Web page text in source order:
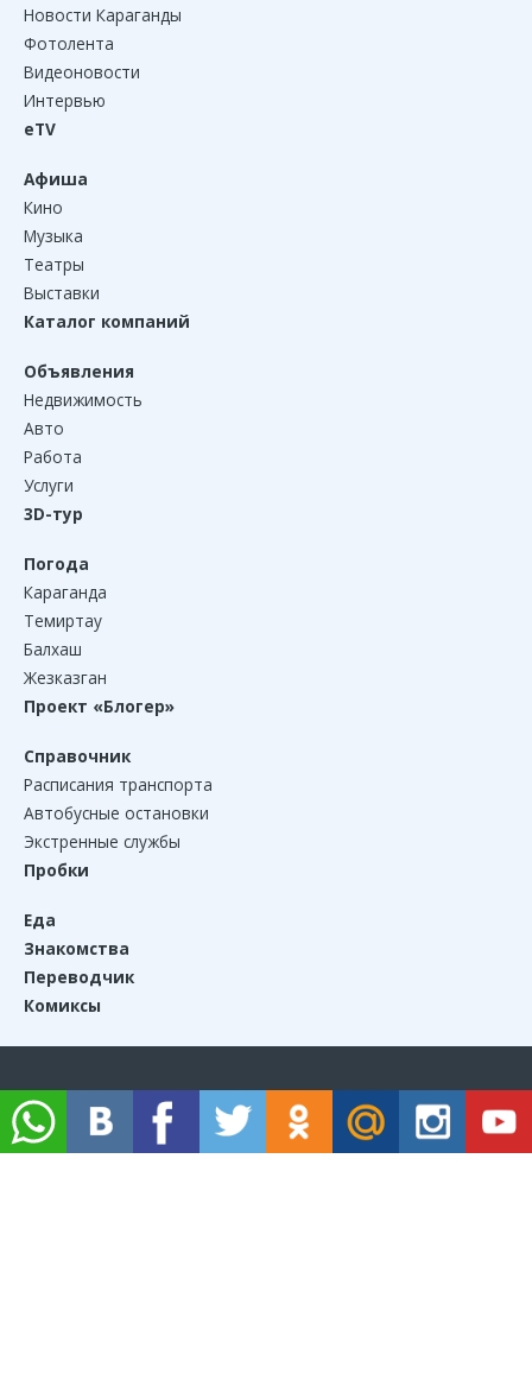
Новости Караганды
Фотолента
Видеоновости
Интервью
eTV
Афиша
Кино
Музыка
Театры
Выставки
Каталог компаний
Объявления
Недвижимость
Авто
Работа
Услуги
3D-тур
Погода
Караганда
Темиртау
Балхаш
Жезказган
Проект «Блогер»
Справочник
Расписания транспорта
Автобусные остановки
Экстренные службы
Пробки
Еда
Знакомства
Переводчик
Комиксы